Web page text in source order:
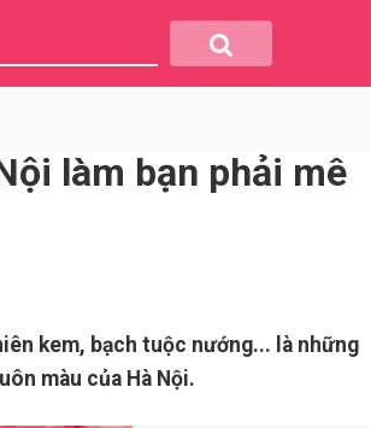
làm bạn phải mê
kem, bạch tuộc nướng... là những
màu của Hà Nội.